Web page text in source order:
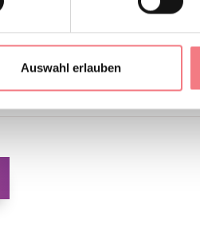
Auswahl erlauben